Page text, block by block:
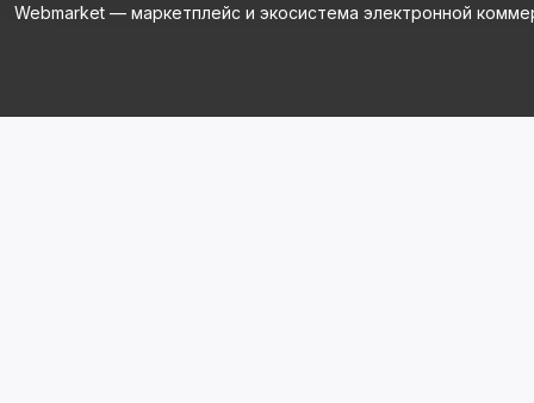
Webmarket — маркетплейс и экосистема электронной